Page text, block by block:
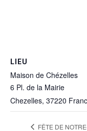
LIEU
Maison de Chézelles
6 Pl. de la Mairie
Chezelles, 37220
FÊTE DE